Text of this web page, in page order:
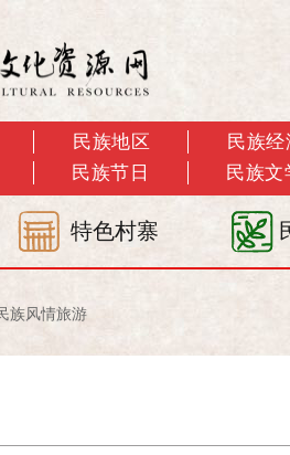
民族地区
民族经
民族节日 民族文
特色村寨
族风情旅游